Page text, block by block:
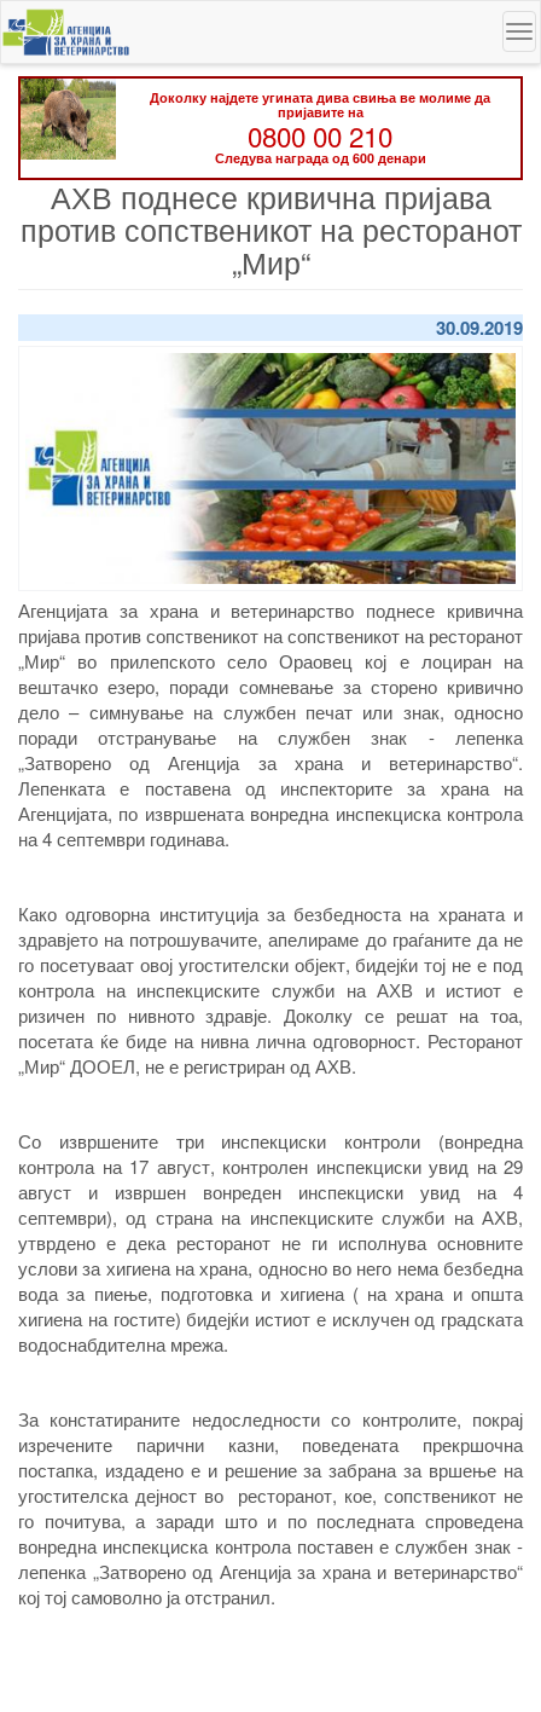
Skip
to
main
content
Доколку најдете угината дива свиња ве молиме да
пријавите на
0800 00 210
Следува награда од 600 денари
АХВ поднесе кривична пријава
против сопственикот на ресторанот
„Мир“
30.09.2019
Агенцијата за храна и ветеринарство поднесе кривична
пријава против сопственикот на сопственикот на ресторанот
„Мир“ во прилепското село Ораовец кој е лоциран на
вештачко езеро, поради сомневање за сторено кривично
дело – симнување на службен печат или знак, односно
поради отстранување на службен знак - лепенка
„Затворено од Агенција за храна и ветеринарство“.
Лепенката е поставена од инспекторите за храна на
Агенцијата, по извршената вонредна инспекциска контрола
на 4 септември годинава.
Како одговорна институција за безбедноста на храната и
здравјето на потрошувачите, апелираме до граѓаните да не
го посетуваат овој угостителски објект, бидејќи тој не е под
контрола на инспекциските служби на АХВ и истиот е
ризичен по нивното здравје. Доколку се решат на тоа,
посетата ќе биде на нивна лична одговорност. Ресторанот
„Мир“ ДООЕЛ, не е регистриран од АХВ.
Со извршените три инспекциски контроли (вонредна
контрола на 17 август, контролен инспекциски увид на 29
август и извршен вонреден инспекциски увид на 4
септември), од страна на инспекциските служби на АХВ,
утврдено е дека ресторанот не ги исполнува основните
услови за хигиена на храна, односно во него нема безбедна
вода за пиење, подготовка и хигиена ( на храна и општа
хигиена на гостите) бидејќи истиот е исклучен од градската
водоснабдителна мрежа.
За констатираните недоследности со контролите, покрај
изречените парични казни, поведената прекршочна
постапка, издадено е и решение за забрана за вршење на
угостителска дејност во ресторанот, кое, сопственикот не
го почитува, а заради што и по последната спроведена
вонредна инспекциска контрола поставен е службен знак -
лепенка „Затворено од Агенција за храна и ветеринарство“
кој тој самоволно ја отстранил.